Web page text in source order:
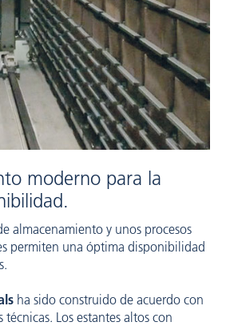
moderno para la
almacenamiento y unos procesos
permiten una óptima disponibilidad
ha sido construido de acuerdo con
técnicas. Los estantes altos con